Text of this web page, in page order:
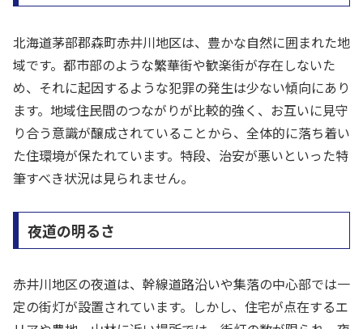
北海道茅部郡森町赤井川地区は、豊かな自然に囲まれた地
域です。都市部のような繁華街や歓楽街が存在しないた
め、それに起因するような犯罪の発生は少ない傾向にあり
ます。地域住民間のつながりが比較的強く、お互いに見守
り合う意識が醸成されていることから、全体的に落ち着い
た住環境が保たれています。特段、治安が悪いといった特
筆すべき状況は見られません。
夜道の明るさ
赤井川地区の夜道は、幹線道路沿いや集落の中心部では一
定の街灯が設置されています。しかし、住宅が点在するエ